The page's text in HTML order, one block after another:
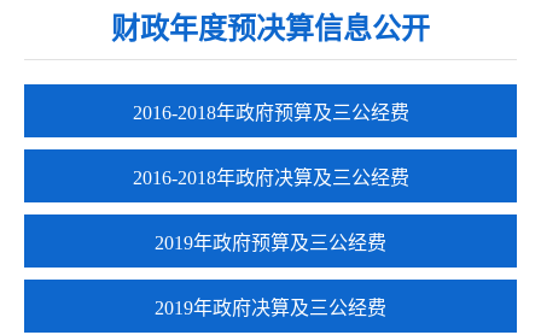
财政年度预决算信息公开
2016-2018年政府预算及三公经费
2016-2018年政府决算及三公经费
2019年政府预算及三公经费
2019年政府决算及三公经费